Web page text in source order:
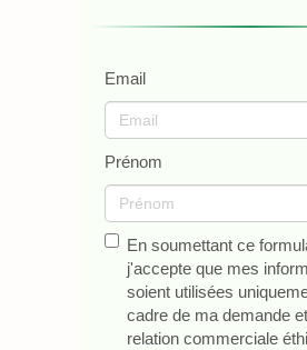
Email
Prénom
En soumettant ce
j'accepte que mes
soient utilisées
cadre de ma demande
relation commerciale